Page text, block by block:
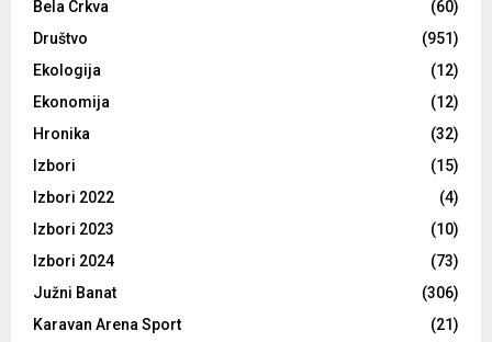
Bela Crkva
(60)
Društvo
(951)
Ekologija
(12)
Ekonomija
(12)
Hronika
(32)
Izbori
(15)
Izbori 2022
(4)
Izbori 2023
(10)
Izbori 2024
(73)
Južni Banat
(306)
Karavan Arena Sport
(21)